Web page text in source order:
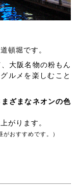
頓堀です。
大阪名物の粉もん
ルメを楽しむこと
ざまなネオンの色
がります。
がおすすめです。）